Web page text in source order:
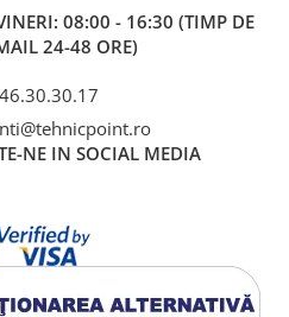
08:00 - 16:30 (TIMP DE
24-48 ORE)
NE IN SOCIAL MEDIA